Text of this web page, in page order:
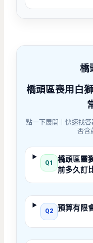
橋
橋頭區喪用白
點一下展開｜快速找
否含
Q1
橋頭區靈
前多久訂
Q2 預算有限